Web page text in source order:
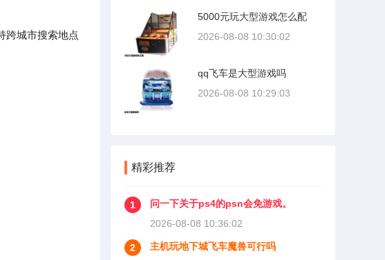
跨城市搜索地点
5000元玩大型游戏怎么配
2026-08-08 10:30:02
qq飞车是大型游戏吗
2026-08-08 10:29:03
精彩推荐
1
问一下关于ps4的psn会免游戏。
2026-08-08 10:36:02
2
主机玩地下城飞车魔兽可行吗